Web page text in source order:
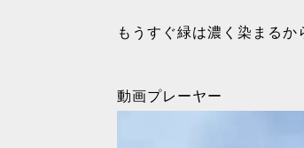
もうすぐ緑は濃く染まるか
動画プレーヤー